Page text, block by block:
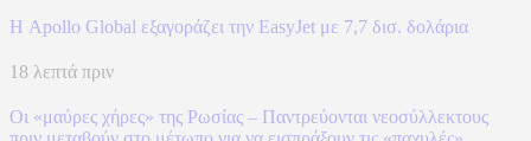
Η Apollo Global εξαγοράζει την EasyJet με 7,7 δισ. δολάρια
18 λεπτά πριν
Οι «μαύρες χήρες» της Ρωσίας – Παντρεύονται νεοσύλλεκτους